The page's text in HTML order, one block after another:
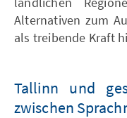
Alternativen zum
als treibende Kraft
Tallinn und
zwischen